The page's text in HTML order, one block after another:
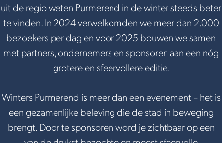
uit de regio weten Purmerend in de winter steeds beter
te vinden. In 2024 verwelkomden we meer dan 2.000
bezoekers per dag en voor 2025 bouwen we samen
met partners, ondernemers en sponsoren aan een nóg
grotere en sfeervollere editie.
Winters Purmerend is meer dan een evenement – het is
een gezamenlijke beleving die de stad in beweging
brengt. Door te sponsoren word je zichtbaar op een